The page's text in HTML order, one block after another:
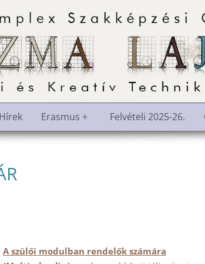
Hírek Erasmus + Felvételi 2025-26.
A szülői modulban rendelők számára